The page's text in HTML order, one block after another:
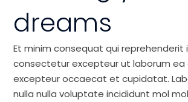
dreams
Et minim consequat qui reprehenderit
consectetur excepteur ut laborum ea
excepteur occaecat et cupidatat.
nulla nulla voluptate incididunt mol